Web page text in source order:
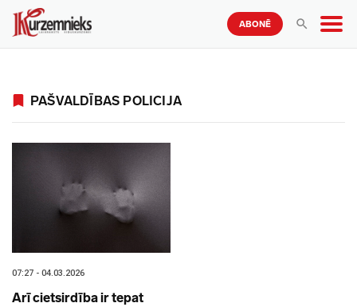
ABONĒ
PAŠVALDĪBAS POLICIJA
07:27 - 04.03.2026
Arī cietsirdība ir tepat